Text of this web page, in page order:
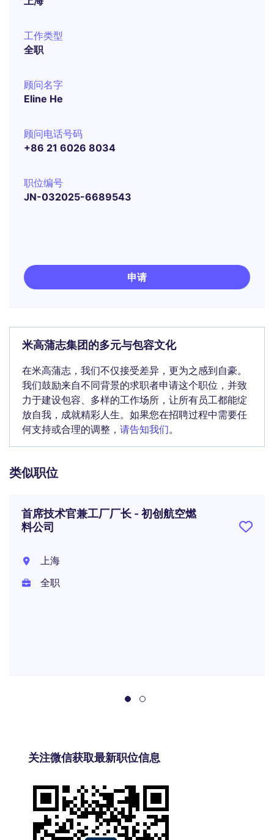
工作类型
全职
顾问名字
Eline He
顾问电话号码
+86 21 6026 8034
职位编号
JN-032025-6689543
申请
米高蒲志集团的多元与包容文化
在米高蒲志，我们不仅接受差异，更为之感到自豪。
我们鼓励来自不同背景的求职者申请这个职位，并致
力于建设包容、多样的工作场所，让所有员工都能绽
放自我，成就精彩人生。如果您在招聘过程中需要任
何支持或合理的调整， 请告知我们。
类似职位
首席技术官兼工厂厂长 - 初创航空燃
料公司
上海
全职
关注微信获取最新职位信息